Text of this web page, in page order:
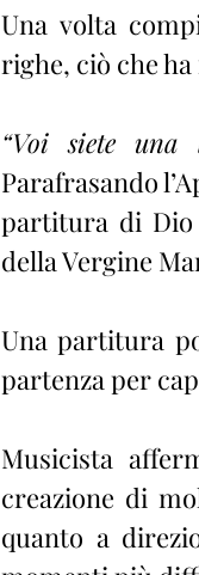
Una volta
righe, ciò che
“Voi siete una
Parafrasando
partitura di Dio
della Vergine
Una partitura
partenza per
Musicista
creazione di
quanto a